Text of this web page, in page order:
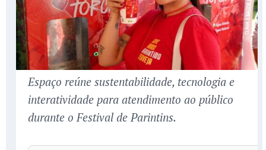
Espaço reúne sustentabilidade, tecnologia e
interatividade para atendimento ao público
durante o Festival de Parintins.